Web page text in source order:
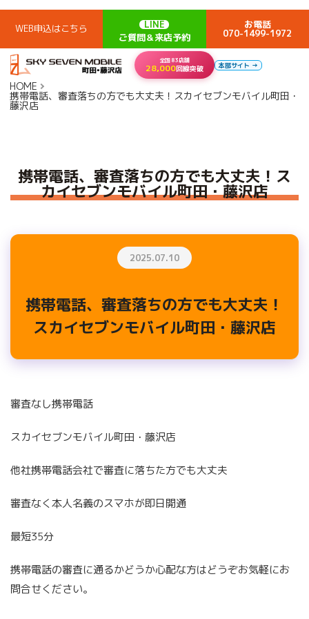
WEB申込はこちら
LINE
ご質問＆来店予約
お電話
070-1499-1972
全国83店舗
28,000回線突破 本部サイト →
HOME
携帯電話、審査落ちの方でも大丈夫！スカイセブンモバイル町田・
藤沢店
携帯電話、審査落ちの方でも大丈夫！ス
カイセブンモバイル町田・藤沢店
2025.07.10
携帯電話、審査落ちの方でも大丈夫！
スカイセブンモバイル町田・藤沢店
審査なし携帯電話
スカイセブンモバイル町田・藤沢店
他社携帯電話会社で審査に落ちた方でも大丈夫
審査なく本人名義のスマホが即日開通
最短35分
携帯電話の審査に通るかどうか心配な方はどうぞお気軽にお
問合せください。